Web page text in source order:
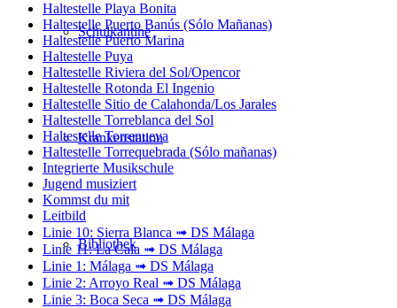
Schulkantine
Krankenstation
Bibliothek
Haltestelle Playa Bonita
Haltestelle Puerto Banús (Sólo Mañanas)
Haltestelle Puerto Marina
Haltestelle Puya
Haltestelle Riviera del Sol/Opencor
Haltestelle Rotonda El Ingenio
Haltestelle Sitio de Calahonda/Los Jarales
Haltestelle Torreblanca del Sol
Haltestelle Torrenueva
Haltestelle Torrequebrada (Sólo mañanas)
Integrierte Musikschule
Jugend musiziert
Kommst du mit
Leitbild
Linie 10: Sierra Blanca ➟ DS Málaga
Linie 11: La Cala ➟ DS Málaga
Linie 1: Málaga ➟ DS Málaga
Linie 2: Arroyo Real ➟ DS Málaga
Linie 3: Boca Seca ➟ DS Málaga